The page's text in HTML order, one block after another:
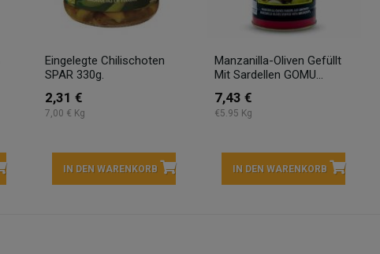
Eingelegte Chilischoten
SPAR 330g.
2,31 €
7,00 € Kg
IN DEN WARENKORB
Manzanilla-Oliven Gefüllt
Mit Sardellen GOMU...
7,43 €
€5.95 Kg
IN DEN WARENKORB